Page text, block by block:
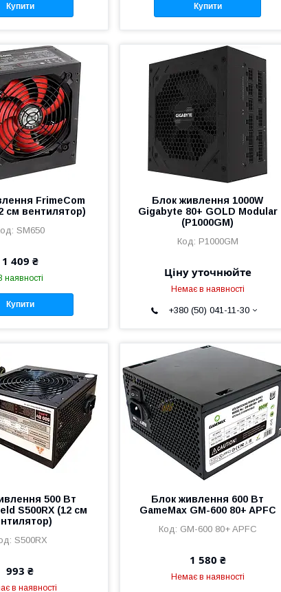
Купити Купити
FrimeCom
см вентилятор)
SM650
1 409 ₴
наявності
Купити
Блок живлення 1000W
Gigabyte 80+ GOLD Modular
(P1000GM)
P1000GM
Ціну уточнюйте
Немає в наявності
+380 (50) 041-11-30
500 Вт
S500RX (12 см
S500RX
993 ₴
в наявності
Блок живлення 600 Вт
GameMax GM-600 80+ APFC
GM-600 80+ APFC
1 580 ₴
Немає в наявності